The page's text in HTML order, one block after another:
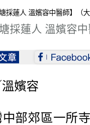
採蓮人 溫嬪容中
嬪容
部郊區一所